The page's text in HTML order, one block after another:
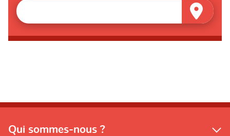
Qui sommes-nous ?